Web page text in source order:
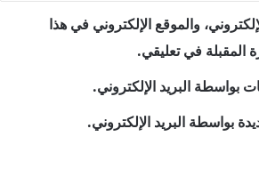
والموقع الإلكتروني في هذا
المقبلة في تعليقي.
بواسطة البريد الإلكتروني.
بواسطة البريد الإلكتروني.